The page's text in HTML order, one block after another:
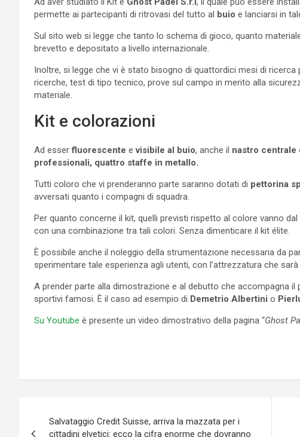
permette ai partecipanti di ritrovasi del tutto al buio e lanciarsi in
Sul sito web si legge che tanto lo schema di gioco, quanto
brevetto e depositato a livello internazionale.
Inoltre, si legge che vi è stato bisogno di quattordici mesi di ricerca
ricerche, test di tipo tecnico, prove sul campo in merito alla
materiale.
Kit e colorazioni
Ad esserfluorescente evisibile al buio, anche il nastro centrale
professionali, quattro staffe in metallo.
Tutti coloro che vi prenderanno parte saranno dotati di pettorina
avversati quanto i compagni di squadra.
Per quanto concerne il kit, quelli previsti rispetto al colore vanno
con una combinazione tra tali colori. Senza dimenticare il kit élite.
È possibile anche il noleggio della strumentazione necessaria da
sperimentare tale esperienza agli utenti, con l’attrezzatura che
A prender parte alla dimostrazione e al debutto che accompagna il
sportivi famosi. È il caso ad esempio di Demetrio Albertini o
Su Youtube è presente un video dimostrativo della pagina “Ghost
Salvataggio Credit Suisse, arriva la mazzata per i
cittadini elvetici: ecco la cifra enorme che dovranno